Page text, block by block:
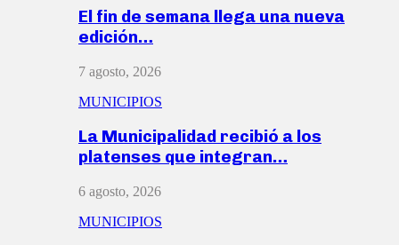
El fin de semana llega una nueva
edición…
7 agosto, 2026
MUNICIPIOS
La Municipalidad recibió a los
platenses que integran…
6 agosto, 2026
MUNICIPIOS